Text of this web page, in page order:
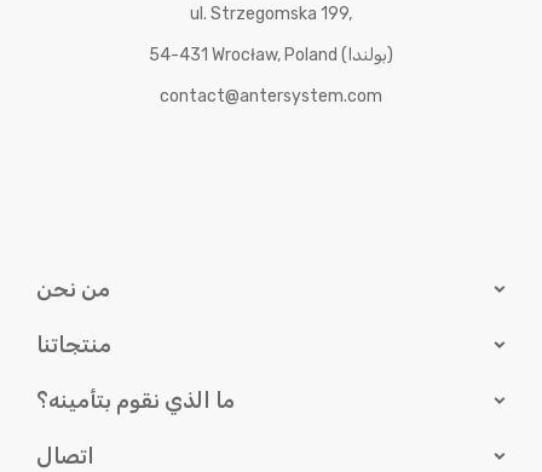
ul. Strzegomska 199,
54-431 Wrocław, Poland (بولندا)
contact@antersystem.com
من نحن
منتجاتنا
ما الذي نقوم بتأمينه؟
اتصال